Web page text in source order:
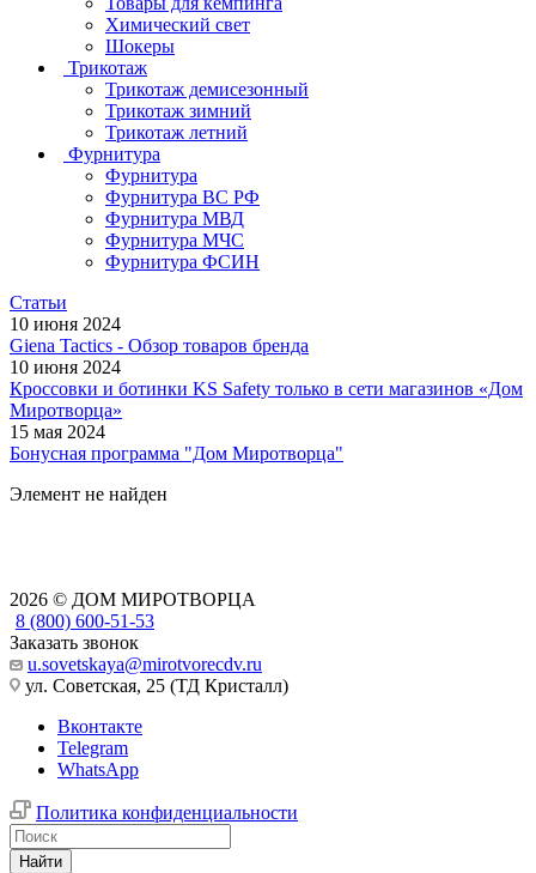
Химический свет
Шокеры
Трикотаж
Трикотаж демисезонный
Трикотаж зимний
Трикотаж летний
Фурнитура
Фурнитура
Фурнитура ВС РФ
Фурнитура МВД
Фурнитура МЧС
Фурнитура ФСИН
Статьи
10 июня 2024
Giena Tactics - Обзор товаров бренда
10 июня 2024
Кроссовки и ботинки KS Safety только в сети магазинов «Дом
Миротворца»
15 мая 2024
Бонусная программа "Дом Миротворца"
Элемент не найден
2026 © ДОМ МИРОТВОРЦА
8 (800) 600-51-53
Заказать звонок
u.sovetskaya@mirotvorecdv.ru
ул. Советская, 25 (ТД Кристалл)
Вконтакте
Telegram
WhatsApp
Политика конфиденциальности
Найти